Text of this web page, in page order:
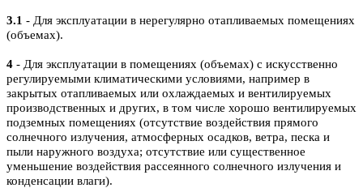
3.1 - Для эксплуатации в нерегулярно отапливаемых помещениях
(объемах).
4 - Для эксплуатации в помещениях (объемах) с искусственно
регулируемыми климатическими условиями, например в
закрытых отапливаемых или охлаждаемых и вентилируемых
производственных и других, в том числе хорошо вентилируемых
подземных помещениях (отсутствие воздействия прямого
солнечного излучения, атмосферных осадков, ветра, песка и
пыли наружного воздуха; отсутствие или существенное
уменьшение воздействия рассеянного солнечного излучения и
конденсации влаги).